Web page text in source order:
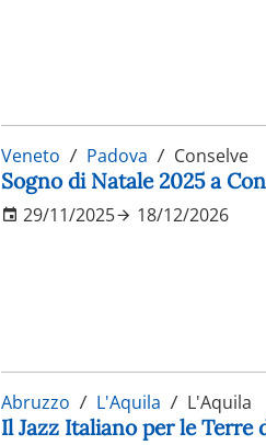
Veneto Padova Conselve
Sogno di Natale 2025 a
29/11/2025 18/12/2026
Abruzzo L'Aquila L'Aquila
Il Jazz Italiano per le Terre